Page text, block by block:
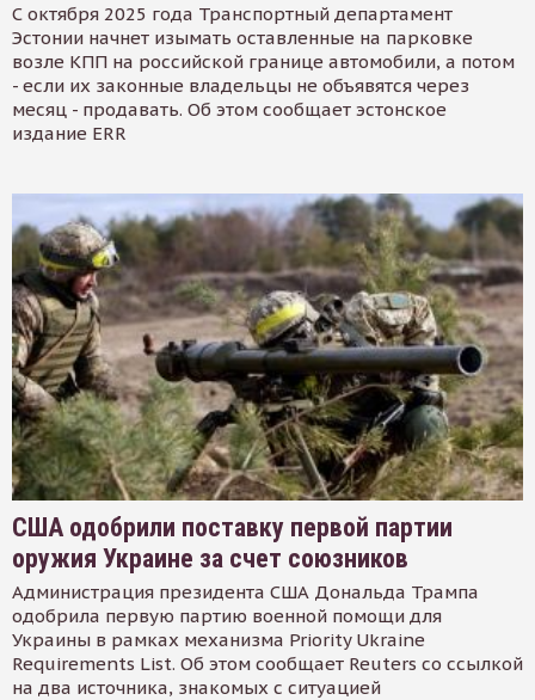
С октября 2025 года Транспортный департамент
Эстонии начнет изымать оставленные на парковке
возле КПП на российской границе автомобили, а потом
- если их законные владельцы не объявятся через
месяц - продавать. Об этом сообщает эстонское
издание ERR
США одобрили поставку первой партии
оружия Украине за счет союзников
Администрация президента США Дональда Трампа
одобрила первую партию военной помощи для
Украины в рамках механизма Priority Ukraine
Requirements List. Об этом сообщает Reuters со ссылкой
на два источника, знакомых с ситуацией